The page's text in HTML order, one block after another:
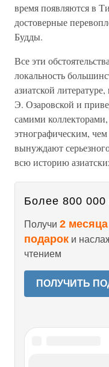
время появляются в
достоверные
Будды.
Все эти
локальность
азиатской
Э. Озаровской и
самими
этнографическим,
вынуждают
всю историю
Более 800 000
Получи 2
подарок и
чтением
ПОЛУЧИТЬ